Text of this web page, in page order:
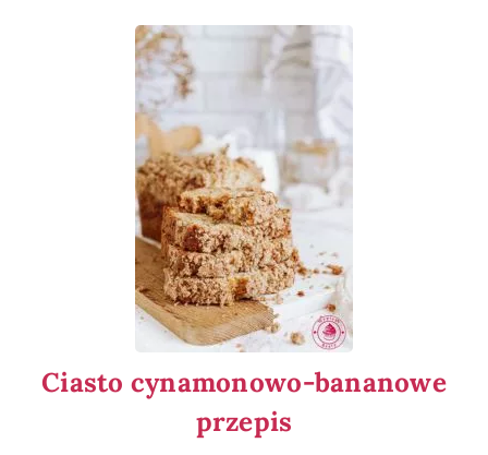
Ciasto cynamonowo-bananowe
przepis